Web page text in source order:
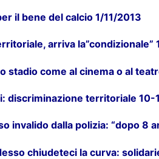
il bene del calcio 1/11/2013
arriva la”condizionale”
stadio come al cinema o al
discriminazione territoriale 10-
invalido dalla polizia: “dopo 8
chiudeteci la curva: